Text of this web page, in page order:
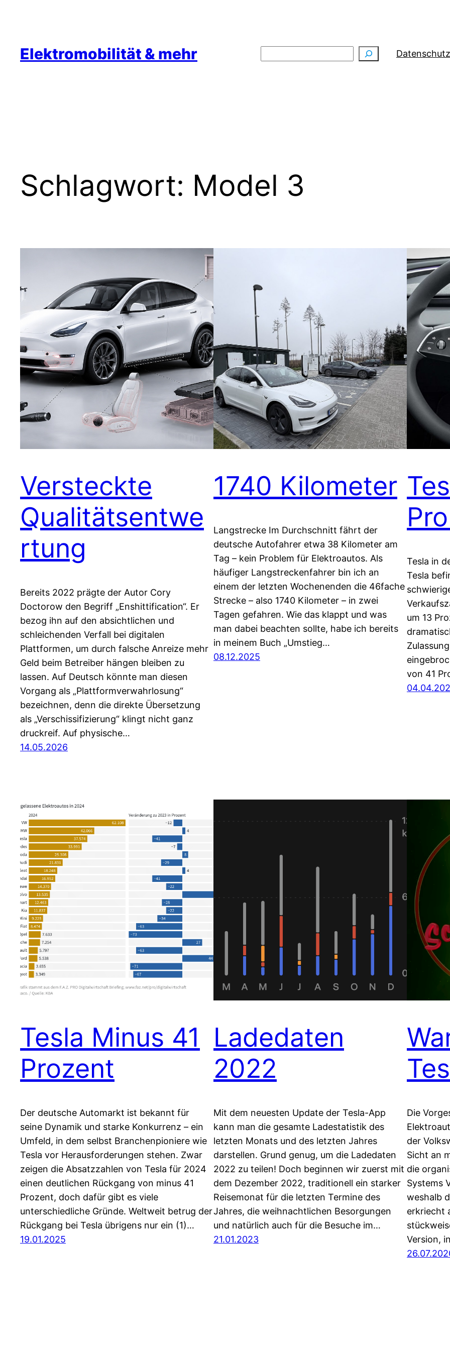
Elektromobilität & mehr
Schlagwort: Model 3
Versteckte
Qualitätsentwe
rtung
Bereits 2022 prägte der Autor Cory
Doctorow den Begriff „Enshittification“. Er
bezog ihn auf den absichtlichen und
schleichenden Verfall bei digitalen
Plattformen, um durch falsche Anreize mehr
Geld beim Betreiber hängen bleiben zu
lassen. Auf Deutsch könnte man diesen
Vorgang als „Plattformverwahrlosung“
bezeichnen, denn die direkte Übersetzung
als „Verschissifizierung“ klingt nicht ganz
druckreif. Auf physische…
14.05.2026
1740 Kilometer
Langstrecke Im Durchschnitt fährt der
deutsche Autofahrer etwa 38 Kilometer am
Tag – kein Problem für Elektroautos. Als
häufiger Langstreckenfahrer bin ich an
einem der letzten Wochenenden die 46fache
Strecke – also 1740 Kilometer – in zwei
Tagen gefahren. Wie das klappt und was
man dabei beachten sollte, habe ich bereits
in meinem Buch „Umstieg…
08.12.2025
Tesla in
Tesla
um 13
von 41
Tesla Minus 41
Prozent
Der deutsche Automarkt ist bekannt für
seine Dynamik und starke Konkurrenz – ein
Umfeld, in dem selbst Branchenpioniere wie
Tesla vor Herausforderungen stehen. Zwar
zeigen die Absatzzahlen von Tesla für 2024
einen deutlichen Rückgang von minus 41
Prozent, doch dafür gibt es viele
unterschiedliche Gründe. Weltweit betrug der
Rückgang bei Tesla übrigens nur ein (1)…
19.01.2025
Ladedaten
2022
Mit dem neuesten Update der Tesla-App
kann man die gesamte Ladestatistik des
letzten Monats und des letzten Jahres
darstellen. Grund genug, um die Ladedaten
2022 zu teilen! Doch beginnen wir zuerst mit
dem Dezember 2022, traditionell ein starker
Reisemonat für die letzten Termine des
Jahres, die weihnachtlichen Besorgungen
und natürlich auch für die Besuche im…
21.01.2023
Die
der
Sicht an
die
Systems
weshalb
erkriecht
Version,